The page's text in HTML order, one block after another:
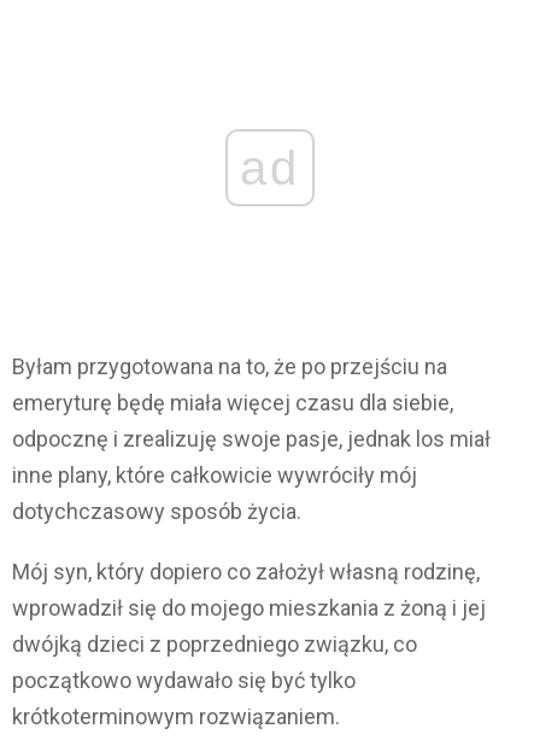
ad
Byłam przygotowana na to, że po przejściu na
emeryturę będę miała więcej czasu dla siebie,
odpocznę i zrealizuję swoje pasje, jednak los miał
inne plany, które całkowicie wywróciły mój
dotychczasowy sposób życia.
Mój syn, który dopiero co założył własną rodzinę,
wprowadził się do mojego mieszkania z żoną i jej
dwójką dzieci z poprzedniego związku, co
początkowo wydawało się być tylko
krótkoterminowym rozwiązaniem.